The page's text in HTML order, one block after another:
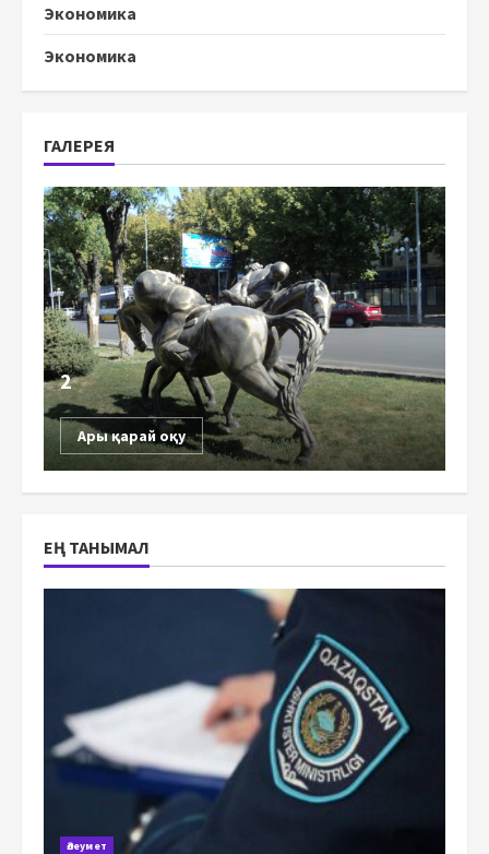
Экономика
Экономика
ГАЛЕРЕЯ
2
Ары қарай оқу
ЕҢ ТАНЫМАЛ
Әлеумет